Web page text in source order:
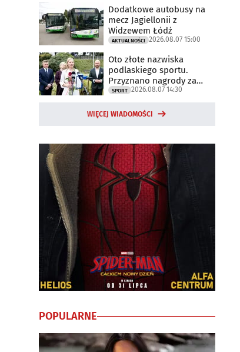
Dodatkowe autobusy na
mecz Jagiellonii z
Widzewem Łódź
AKTUALNOŚCI 2026.08.07 15:00
Oto złote nazwiska
podlaskiego sportu.
Przyznano nagrody za
2025 rok
SPORT 2026.08.07 14:30
WIĘCEJ WIADOMOŚCI
POPULARNE